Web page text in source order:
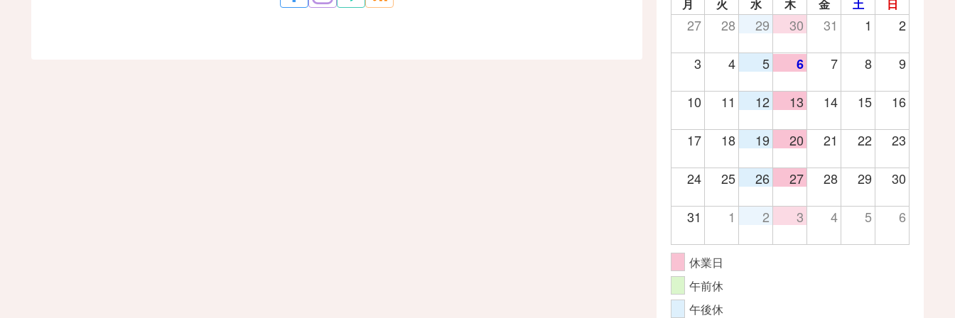
月 火 水 木 金 土 日
27 28 29 30 31 1 2
3 4 5 6 7 8 9
10 11 12 13 14 15 16
17 18 19 20 21 22 23
24 25 26 27 28 29 30
31 1 2 3 4 5 6
休業日
午前休
午後休